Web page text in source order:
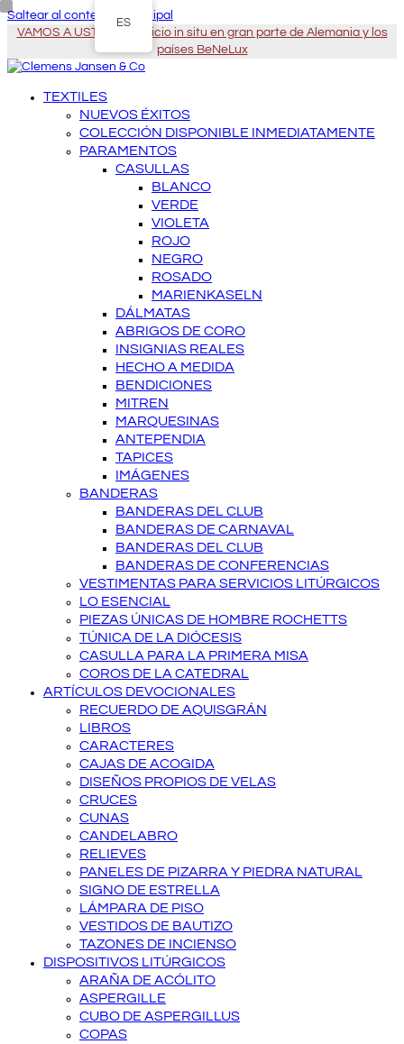
Saltear al contenido principal
VAMOS A USTED - Servicio in situ en gran parte de Alemania y los
países BeNeLux
TEXTILES
NUEVOS ÉXITOS
COLECCIÓN DISPONIBLE INMEDIATAMENTE
PARAMENTOS
CASULLAS
BLANCO
VERDE
VIOLETA
ROJO
NEGRO
ROSADO
MARIENKASELN
DÁLMATAS
ABRIGOS DE CORO
INSIGNIAS REALES
HECHO A MEDIDA
BENDICIONES
MITREN
MARQUESINAS
ANTEPENDIA
TAPICES
IMÁGENES
BANDERAS
BANDERAS DEL CLUB
BANDERAS DE CARNAVAL
BANDERAS DEL CLUB
BANDERAS DE CONFERENCIAS
VESTIMENTAS PARA SERVICIOS LITÚRGICOS
LO ESENCIAL
PIEZAS ÚNICAS DE HOMBRE ROCHETTS
TÚNICA DE LA DIÓCESIS
CASULLA PARA LA PRIMERA MISA
COROS DE LA CATEDRAL
ARTÍCULOS DEVOCIONALES
RECUERDO DE AQUISGRÁN
LIBROS
CARACTERES
CAJAS DE ACOGIDA
DISEÑOS PROPIOS DE VELAS
CRUCES
CUNAS
CANDELABRO
RELIEVES
PANELES DE PIZARRA Y PIEDRA NATURAL
SIGNO DE ESTRELLA
LÁMPARA DE PISO
VESTIDOS DE BAUTIZO
TAZONES DE INCIENSO
DISPOSITIVOS LITÚRGICOS
ARAÑA DE ACÓLITO
ASPERGILLE
CUBO DE ASPERGILLUS
COPAS
ES